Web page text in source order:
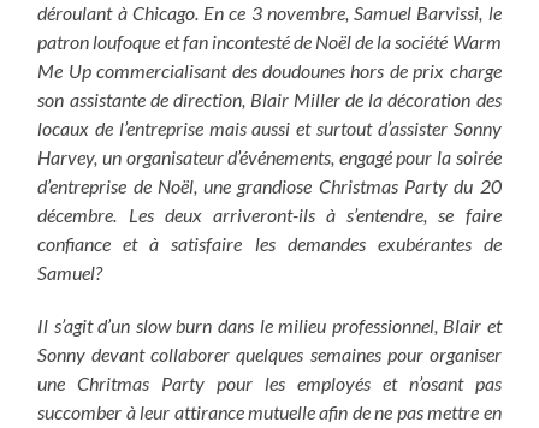
déroulant à Chicago. En ce 3 novembre, Samuel Barvissi, le
patron loufoque et fan incontesté de Noël de la société Warm
Me Up commercialisant des doudounes hors de prix charge
son assistante de direction, Blair Miller de la décoration des
locaux de l’entreprise mais aussi et surtout d’assister Sonny
Harvey, un organisateur d’événements, engagé pour la soirée
d’entreprise de Noël, une grandiose Christmas Party du 20
décembre. Les deux arriveront-ils à s’entendre, se faire
confiance et à satisfaire les demandes exubérantes de
Samuel?
Il s’agit d’un slow burn dans le milieu professionnel, Blair et
Sonny devant collaborer quelques semaines pour organiser
une Chritmas Party pour les employés et n’osant pas
succomber à leur attirance mutuelle afin de ne pas mettre en